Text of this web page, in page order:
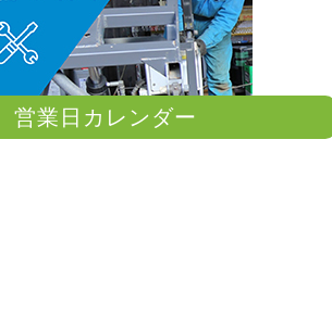
営業日カレンダー